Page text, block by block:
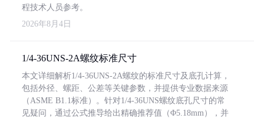
程技术人员参考。
2026年8月4日
1/4-36UNS-2A螺纹标准尺寸
本文详细解析1/4-36UNS-2A螺纹的标准尺寸及底孔计算，
包括外径、螺距、公差等关键参数，并提供专业数据来源
（ASME B1.1标准）。针对1/4-36UNS螺纹底孔尺寸的常
见疑问，通过公式推导给出精确推荐值（Φ5.18mm），并